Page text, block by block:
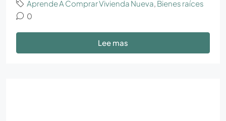
Aprende A Comprar Vivienda Nueva, Bienes raíces
0
Lee mas